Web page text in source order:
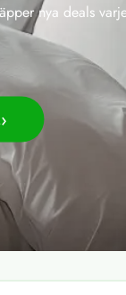
nya deals